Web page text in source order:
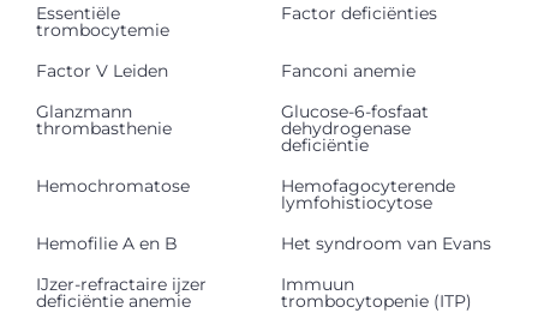
Essentiële
trombocytemie
Factor deficiënties
Factor V Leiden
Fanconi anemie
Glanzmann
thrombasthenie
Glucose-6-fosfaat
dehydrogenase
deficiëntie
Hemochromatose
Hemofagocyterende
lymfohistiocytose
Hemofilie A en B
Het syndroom van Evans
IJzer-refractaire ijzer
deficiëntie anemie
Immuun
trombocytopenie (ITP)